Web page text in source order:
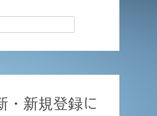
・新規登録に